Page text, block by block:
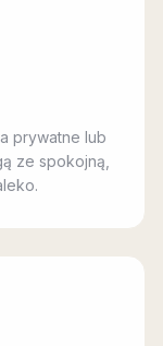
prywatne lub
ze spokojną,